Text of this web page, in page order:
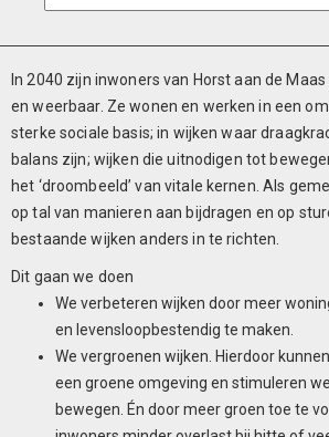
In 2040 zijn inwoners van Horst aan de
en weerbaar. Ze wonen en werken in een
sterke sociale basis; in wijken waar
balans zijn; wijken die uitnodigen tot
het ‘droombeeld’ van vitale kernen. Als
op tal van manieren aan bijdragen en op
bestaande wijken anders in te richten.
Dit gaan we doen
We verbeteren wijken door meer
en levensloopbestendig te maken.
We vergroenen wijken. Hierdoor
een groene omgeving en stimuleren
bewegen. Én door meer groen toe te